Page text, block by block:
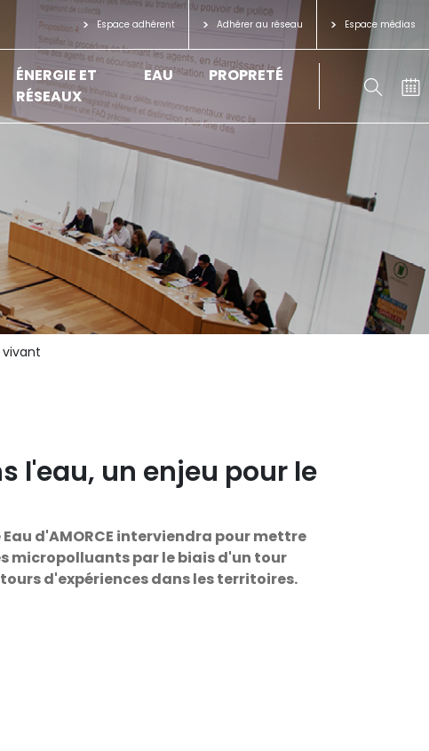
Espace adhérent Adhérer au réseau Espace médias
ÉNERGIE ET
RÉSEAUX
EAU PROPRETÉ
l'eau, un enjeu pour le
d'AMORCE interviendra pour mettre
micropolluants par le biais d'un tour
d'expériences dans les territoires.